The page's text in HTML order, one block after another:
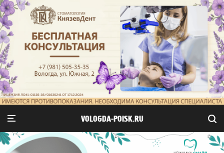
VOLOGDA-POISK.RU